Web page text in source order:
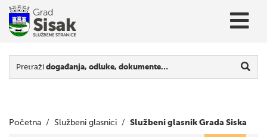
Pretraži događanja, odluke, dokumente…
Početna / Službeni glasnici / Službeni glasnik Grada Siska